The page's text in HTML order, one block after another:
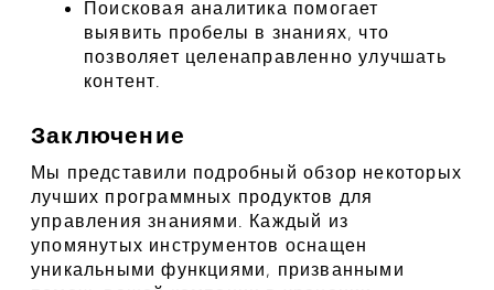
Поисковая аналитика помогает
выявить пробелы в знаниях, что
позволяет целенаправленно улучшать
контент.
Заключение
Мы представили подробный обзор некоторых
лучших программных продуктов для
управления знаниями. Каждый из
упомянутых инструментов оснащен
уникальными функциями, призванными